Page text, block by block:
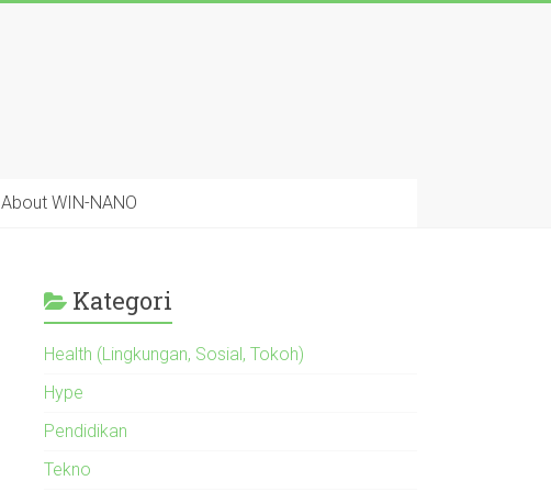
About WIN-NANO
Kategori
Health (Lingkungan, Sosial, Tokoh)
Hype
Pendidikan
Tekno